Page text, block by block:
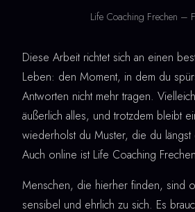
Life Coaching Frechen –
Diese Arbeit richtet sich an einen
Leben: den Moment, in dem du
Antworten nicht mehr tragen.
äußerlich alles, und trotzdem bleibt
wiederholst du Muster, die du längst
Auch online ist Life Coaching
Menschen, die hierher finden, sind
sensibel und ehrlich zu sich. Es